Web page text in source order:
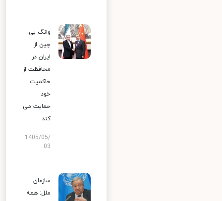
وانگ یی:
چین از
ایران در
محافظت از
حاکمیت
خود
حمایت می
کند
1405/05/
03
سازمان
ملل: همه